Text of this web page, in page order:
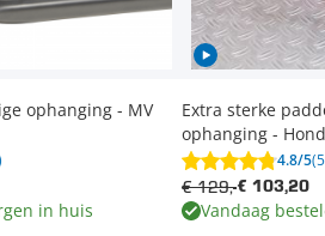
ophanging - MV
in huis
Extra sterke
ophanging -
4.8/5
€ 103,20
€ 129,-
Vandaag